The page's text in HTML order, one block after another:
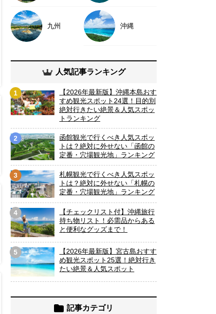
九州 沖縄
人気記事ランキング
1
【2026年最新版】沖縄本島おす
すめ観光スポット24選！目的別
絶対行きたい絶景＆人気スポッ
トランキング
2
函館観光で行くべき人気スポッ
トは？絶対に外せない「函館の
定番・穴場観光地」ランキング
3
札幌観光で行くべき人気スポッ
トは？絶対に外せない「札幌の
定番・穴場観光地」ランキング
4
【チェックリスト付】沖縄旅行
持ち物リスト！必需品からある
と便利なグッズまで！
5
【2026年最新版】宮古島おすす
め観光スポット25選！絶対行き
たい絶景＆人気スポット
記事カテゴリ